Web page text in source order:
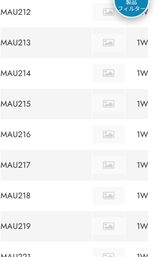
MAU212 1W
MAU213 1W
MAU214 1W
MAU215 1W
MAU216 1W
MAU217 1W
MAU218 1W
MAU219 1W
製品
フィルター